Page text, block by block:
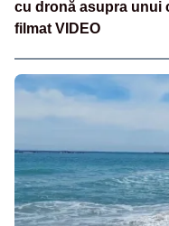
cu dronă asupra unui
filmat VIDEO